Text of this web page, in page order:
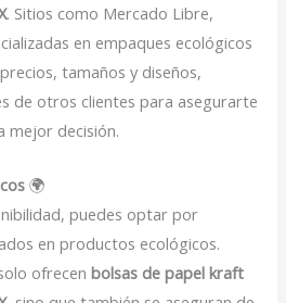
. Sitios como Mercado Libre,
en empaques ecológicos
tamaños y diseños,
de otros clientes para asegurarte
mejor decisión.
🌍
puedes optar por
en productos ecológicos.
ofrecenbolsas de papel kraft